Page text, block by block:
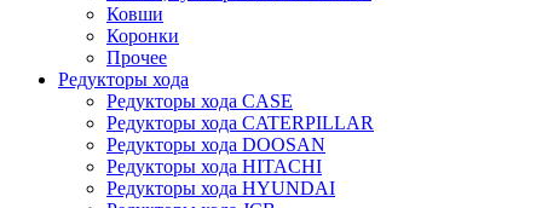
Ковши
Коронки
Прочее
Редукторы хода
Редукторы хода CASE
Редукторы хода CATERPILLAR
Редукторы хода DOOSAN
Редукторы хода HITACHI
Редукторы хода HYUNDAI